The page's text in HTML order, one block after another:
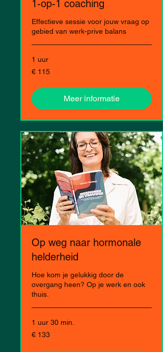
1-op-1 coaching
Effectieve sessie voor jouw vraag op
gebied van werk-prive balans
1 uur
115
euro
€ 115
Meer informatie
Op weg naar hormonale
helderheid
Hoe kom je gelukkig door de
overgang heen? Op je werk en ook
thuis.
1 uur 30 min.
133
euro
€ 133